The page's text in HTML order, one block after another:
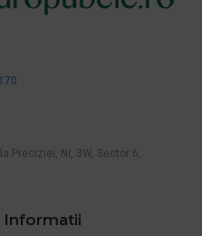
Preciziei, Nr, 3W, Sector 6,
Informatii